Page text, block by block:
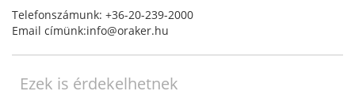
Telefonszámunk: +36-20-239-2000
Email címünk:info@oraker.hu
Ezek is érdekelhetnek